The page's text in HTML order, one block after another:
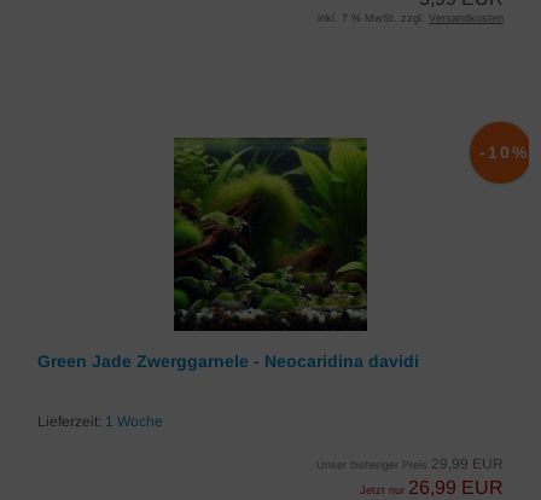
inkl. 7 % MwSt. zzgl. Versandkosten
Green Jade Zwerggarnele - Neocaridina davidi
Lieferzeit: 1 Woche
Unser bisheriger Preis 29,99 EUR
Jetzt nur 26,99 EUR
-10%